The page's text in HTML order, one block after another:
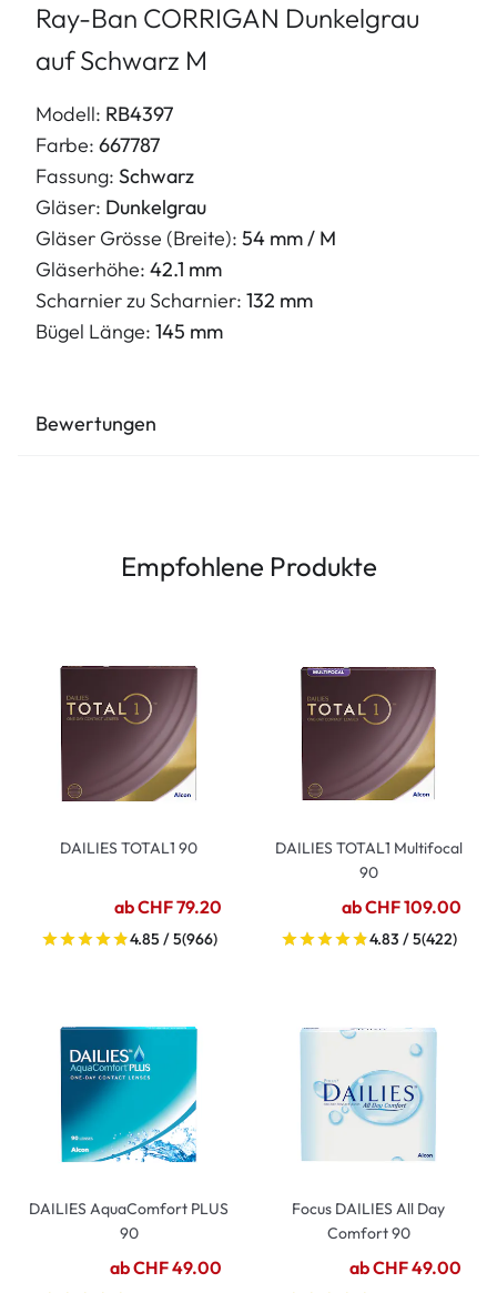
Ray-Ban CORRIGAN Dunkelgrau
auf Schwarz M
Modell: RB4397
Farbe: 667787
Fassung: Schwarz
Gläser: Dunkelgrau
Gläser Grösse (Breite): 54 mm / M
Gläserhöhe: 42.1 mm
Scharnier zu Scharnier: 132 mm
Bügel Länge: 145 mm
Bewertungen
Empfohlene Produkte
DAILIES TOTAL1 90
ab CHF 79.20
4.85 / 5(966)
DAILIES TOTAL1 Multifocal
90
ab CHF 109.00
4.83 / 5(422)
DAILIES AquaComfort PLUS
90
ab CHF 49.00
Focus DAILIES All Day
Comfort 90
ab CHF 49.00